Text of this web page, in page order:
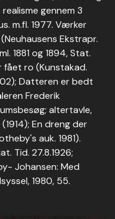
gennem 3
m.fl. 1977. Værker
Ekstrapr.
1881 og 1894, Stat.
fået ro (Kunstakad.
Datteren er bedt
Frederik
altertavle,
En dreng der
auk. 1981).
Tid. 27.8.1926;
Johansen: Med
1980, 55.